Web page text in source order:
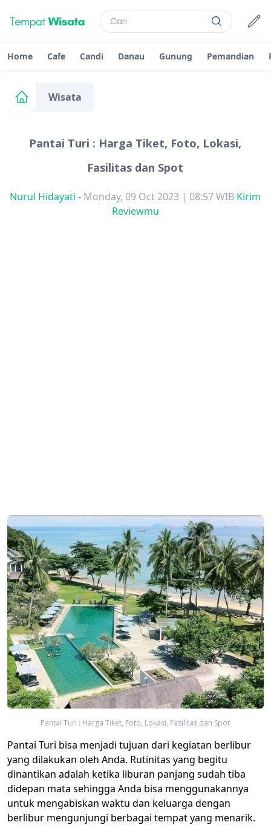
Home Cafe Candi Danau Gunung Pemandian
Wisata
Pantai Turi : Harga Tiket, Foto, Lokasi,
Fasilitas dan Spot
Nurul Hidayati - Monday, 09 Oct 2023 | 08:57 WIB Kirim
Reviewmu
Pantai Turi : Harga Tiket, Foto, Lokasi, Fasilitas dan Spot
Pantai Turi bisa menjadi tujuan dari kegiatan berlibur
yang dilakukan oleh Anda. Rutinitas yang begitu
dinantikan adalah ketika liburan panjang sudah tiba
didepan mata sehingga Anda bisa menggunakannya
untuk mengabiskan waktu dan keluarga dengan
berlibur mengunjungi berbagai tempat yang menarik.